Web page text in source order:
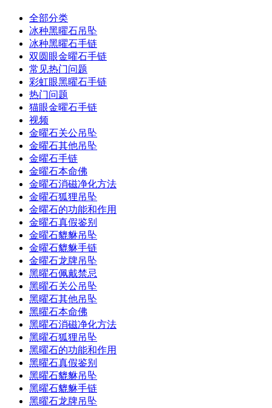
全部分类
冰种黑曜石吊坠
冰种黑曜石手链
双圆眼金曜石手链
常见热门问题
彩虹眼黑曜石手链
热门问题
猫眼金曜石手链
视频
金曜石关公吊坠
金曜石其他吊坠
金曜石手链
金曜石本命佛
金曜石消磁净化方法
金曜石狐狸吊坠
金曜石的功能和作用
金曜石真假鉴别
金曜石貔貅吊坠
金曜石貔貅手链
金曜石龙牌吊坠
黑曜石佩戴禁忌
黑曜石关公吊坠
黑曜石其他吊坠
黑曜石本命佛
黑曜石消磁净化方法
黑曜石狐狸吊坠
黑曜石的功能和作用
黑曜石真假鉴别
黑曜石貔貅吊坠
黑曜石貔貅手链
黑曜石龙牌吊坠